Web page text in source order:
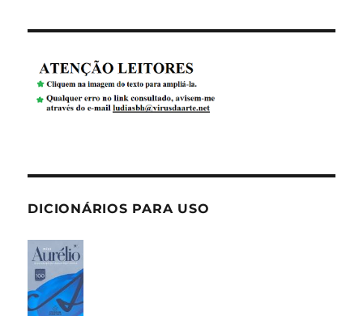
DICIONÁRIOS PARA USO